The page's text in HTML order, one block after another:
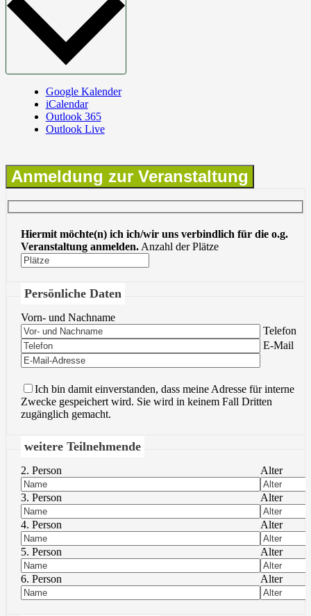
Google Kalender
iCalendar
Outlook 365
Outlook Live
Anmeldung zur Veranstaltung
Hiermit möchte(n) ich ich/wir uns verbindlich für die o.g.
Veranstaltung anmelden.Anzahl der Plätze
Persönliche Daten
Vorn- und Nachname
Bitte lasse
Telefon
Bitte lasse
E-Mail
Ich bin damit einverstanden, dass meine Adresse für interne
Zwecke gespeichert wird. Sie wird in keinem Fall Dritten
zugänglich gemacht.
weitere Teilnehmende
2. Person Alter
3. Person Alter
4. Person Alter
5. Person Alter
6. Person Alter